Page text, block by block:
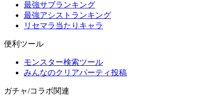
最強サブランキング
最強アシストランキング
リセマラ当たりキャラ
便利ツール
モンスター検索ツール
みんなのクリアパーティ投稿
ガチャ/コラボ関連